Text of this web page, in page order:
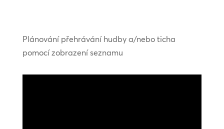
Plánování přehrávání hudby a/nebo ticha
pomocí zobrazení seznamu